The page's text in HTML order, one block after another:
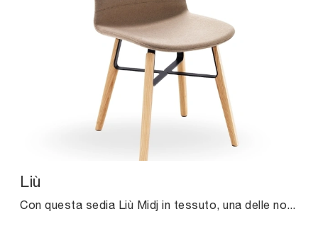
Liù
Con questa sedia Liù Midj in tessuto, una delle nostre sedute fisse moderne, potrai valorizzare i tuoi spazi.